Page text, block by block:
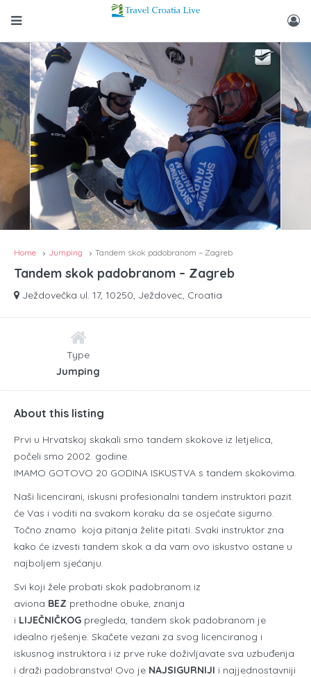
Home Jumping Tandem skok padobranom – Zagreb
Tandem skok padobranom – Zagreb
Ježdovečka ul. 17, 10250, Ježdovec, Croatia
Type
Jumping
About this listing
Prvi u Hrvatskoj skakali smo tandem skokove iz letjelica,
počeli smo 2002. godine.
IMAMO GOTOVO 20 GODINA ISKUSTVA s tandem skokovima.
Naši licencirani, iskusni profesionalni tandem instruktori pazit
će Vas i voditi na svakom koraku da se osjećate sigurno.
Točno znamo koja pitanja želite pitati. Svaki instruktor zna
kako će izvesti tandem skok a da vam ovo iskustvo ostane u
najboljem sjećanju.
Svi koji žele probati skok padobranom iz
aviona BEZ prethodne obuke, znanja
i LIJEČNIČKOG pregleda, tandem skok padobranom je
idealno rješenje. Skačete vezani za svog licenciranog i
iskusnog instruktora i iz prve ruke doživljavate sva uzbuđenja
i draži padobranstva! Ovo je NAJSIGURNIJI i najjednostavniji